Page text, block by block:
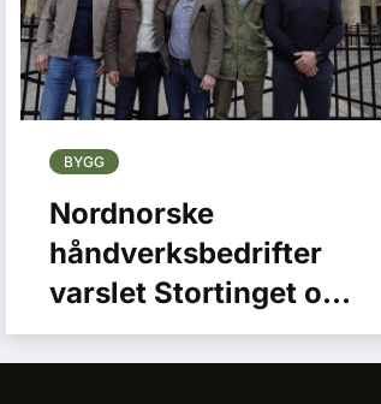
BYGG
Nordnorske
håndverksbedrifter
varslet Stortinget om
krise i
byggenæringen